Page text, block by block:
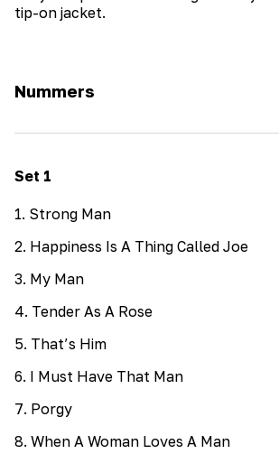
tip-on jacket.
Nummers
Set 1
1. Strong Man
2. Happiness Is A Thing Called Joe
3. My Man
4. Tender As A Rose
5. That’s Him
6. I Must Have That Man
7. Porgy
8. When A Woman Loves A Man